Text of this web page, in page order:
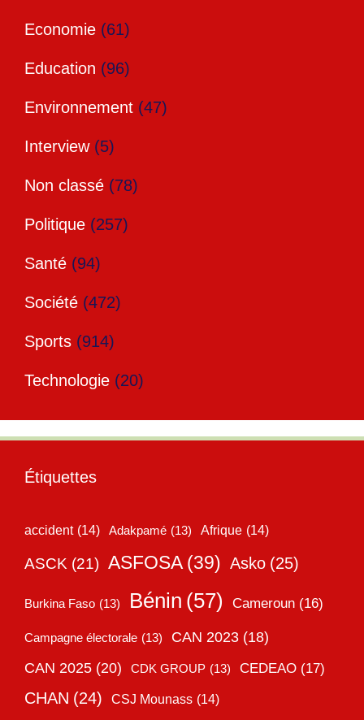
Economie (61)
Education (96)
Environnement (47)
Interview(5)
Non classé (78)
Politique (257)
Santé (94)
Société (472)
Sports (914)
Technologie (20)
Étiquettes
accident (14) Adakpamé (13) Afrique (14)
ASCK (21) ASFOSA (39) Asko (25)
Burkina Faso (13) Bénin (57) Cameroun (16)
Campagne électorale (13) CAN 2023 (18)
CAN 2025 (20) CDK GROUP (13) CEDEAO (17)
CHAN (24) CSJ Mounass (14)